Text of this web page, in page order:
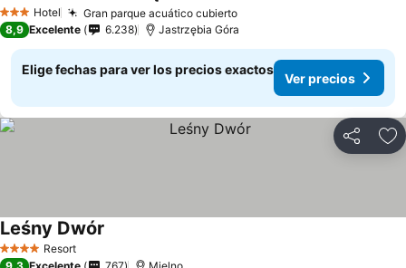
3 Estrellas
Hotel Gran parque acuático cubiertoVer precios
8,9 Excelente 6.238 Jastrzębia Góra
Elige fechas para ver los precios exactos
Ver precios
Compartir
4 EstrellasResort
Leśny Dwór